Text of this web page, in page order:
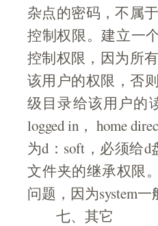
杂点的密码，不属
控制权限。建立一
控制权限，因为所
该用户的权限，否
级目录给该用户的
logged in， home
为d：soft，必须给
文件夹的继承权限
问题，因为system一
七、其它